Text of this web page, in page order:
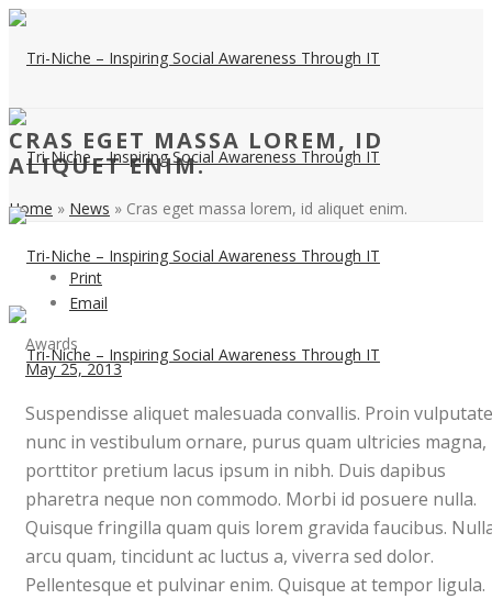
CRAS EGET MASSA LOREM, ID
ALIQUET ENIM.
Home » News » Cras eget massa lorem, id aliquet enim.
Print
Email
Awards
May 25, 2013
Suspendisse aliquet malesuada convallis. Proin
nunc in vestibulum ornare, purus quam ultricies magna,
porttitor pretium lacus ipsum in nibh. Duis dapibus
pharetra neque non commodo. Morbi id posuere nulla.
Quisque fringilla quam quis lorem gravida faucibus.
arcu quam, tincidunt ac luctus a, viverra sed dolor.
Pellentesque et pulvinar enim. Quisque at tempor ligula.